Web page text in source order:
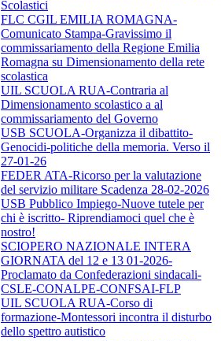
Scolastici
FLC CGIL EMILIA ROMAGNA-
Comunicato Stampa-Gravissimo il
commissariamento della Regione Emilia
Romagna su Dimensionamento della rete
scolastica
UIL SCUOLA RUA-Contraria al
Dimensionamento scolastico a al
commissariamento del Governo
USB SCUOLA-Organizza il dibattito-
Genocidi-politiche della memoria. Verso il
27-01-26
FEDER ATA-Ricorso per la valutazione
del servizio militare Scadenza 28-02-2026
USB Pubblico Impiego-Nuove tutele per
chi è iscritto- Riprendiamoci quel che è
nostro!
SCIOPERO NAZIONALE INTERA
GIORNATA del 12 e 13 01-2026-
Proclamato da Confederazioni sindacali-
CSLE-CONALPE-CONFSAI-FLP
UIL SCUOLA RUA-Corso di
formazione-Montessori incontra il disturbo
dello spettro autistico